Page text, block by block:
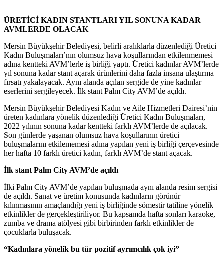
ÜRETİCİ KADIN STANTLARI YIL SONUNA KADAR
AVMLERDE OLACAK
Mersin Büyükşehir Belediyesi, belirli aralıklarla düzenlediği Üretici
Kadın Buluşmaları’nın olumsuz hava koşullarından etkilenmemesi
adına kentteki AVM’lerle iş birliği yaptı. Üretici kadınlar AVM’lerde
yıl sonuna kadar stant açarak ürünlerini daha fazla insana ulaştırma
fırsatı yakalayacak. Aynı alanda açılan sergide de yine kadınlar
eserlerini sergileyecek. İlk stant Palm City AVM’de açıldı.
Mersin Büyükşehir Belediyesi Kadın ve Aile Hizmetleri Dairesi’nin
üreten kadınlara yönelik düzenlediği Üretici Kadın Buluşmaları,
2022 yılının sonuna kadar kentteki farklı AVM’lerde de açılacak.
Son günlerde yaşanan olumsuz hava koşullarının üretici
buluşmalarını etkilememesi adına yapılan yeni iş birliği çerçevesinde
her hafta 10 farklı üretici kadın, farklı AVM’de stant açacak.
İlk stant Palm City AVM’de açıldı
İlki Palm City AVM’de yapılan buluşmada aynı alanda resim sergisi
de açıldı. Sanat ve üretim konusunda kadınların görünür
kılınmasının amaçlandığı yeni iş birliğinde sömestir tatiline yönelik
etkinlikler de gerçekleştiriliyor. Bu kapsamda hafta sonları karaoke,
zumba ve drama atölyesi gibi birbirinden farklı etkinlikler de
çocuklarla buluşacak.
“Kadınlara yönelik bu tür pozitif ayrımcılık çok iyi”